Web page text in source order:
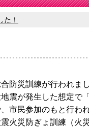
た！
防災訓練が行われま
震が発生した想定で
市民参加のもと行わ
火災防ぎょ訓練（火